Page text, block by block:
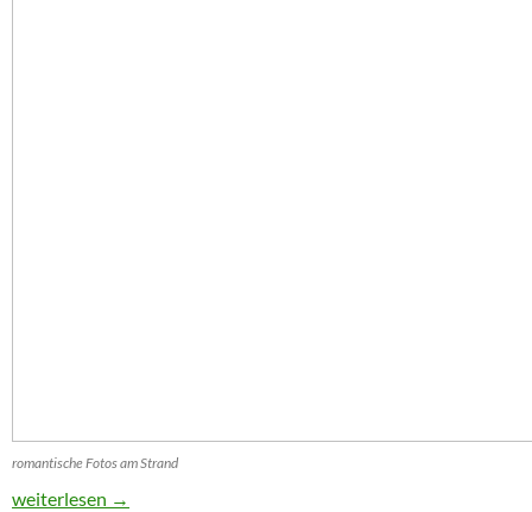
romantische Fotos am Strand
Flitterwochen- Shooting am Strand von Gran Canaria
weiterlesen →